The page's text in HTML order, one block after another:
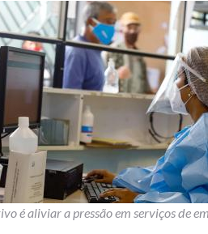
é aliviar a pressão em serviços de